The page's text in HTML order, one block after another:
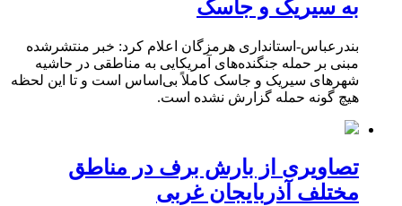
به سیریک و جاسک
بندرعباس-استانداری هرمزگان اعلام کرد: خبر منتشرشده
مبنی بر حمله جنگنده‌های آمریکایی به مناطقی در حاشیه
شهرهای سیریک و جاسک کاملاً بی‌اساس است و تا این لحظه
هیچ گونه حمله گزارش نشده است.
تصاویری از بارش برف در مناطق
مختلف آذربایجان غربی